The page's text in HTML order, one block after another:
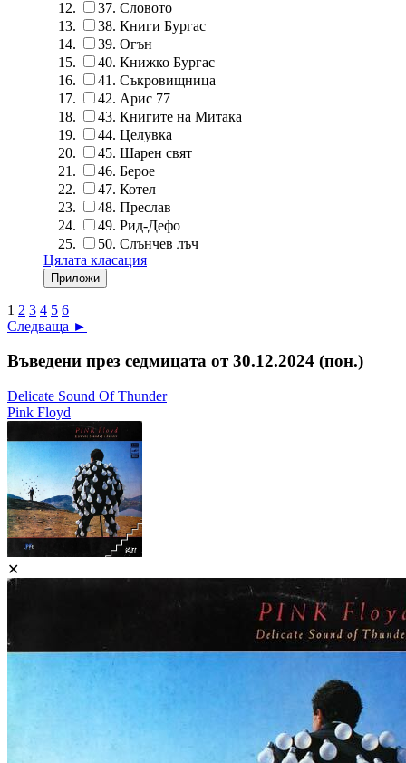
37. Словото
38. Книги Бургас
39. Огън
40. Книжко Бургас
41. Съкровищница
42. Арис 77
43. Книгите на Митака
44. Целувка
45. Шарен свят
46. Берое
47. Котел
48. Преслав
49. Рид-Дефо
50. Слънчев лъч
Цялата класация
1 2 3 4 5 6
Следваща ►
Въведени през седмицата от 30.12.2024 (пон.)
Delicate Sound Of Thunder
Pink Floyd
✕